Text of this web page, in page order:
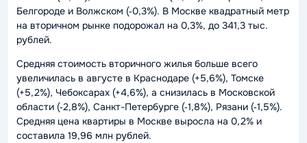
Белгороде и Волжском (‑0,3%). В Москве квадратный метр
на вторичном рынке подорожал на 0,3%, до 341,3 тыс.
рублей.
Средняя стоимость вторичного жилья больше всего
увеличилась в августе в Краснодаре (+5,6%), Томске
(+5,2%), Чебоксарах (+4,6%), а снизилась в Московской
области (‑2,8%), Санкт-Петербурге (‑1,8%), Рязани (‑1,5%).
Средняя цена квартиры в Москве выросла на 0,2% и
составила 19,96 млн рублей.